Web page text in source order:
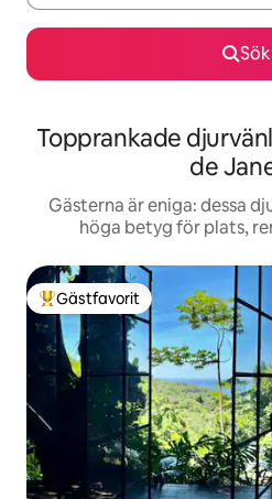
Sök
Topprankade
de
Gästerna är eniga: dessa
höga betyg för plats,
Populär gästfavorit
Gästfavorit